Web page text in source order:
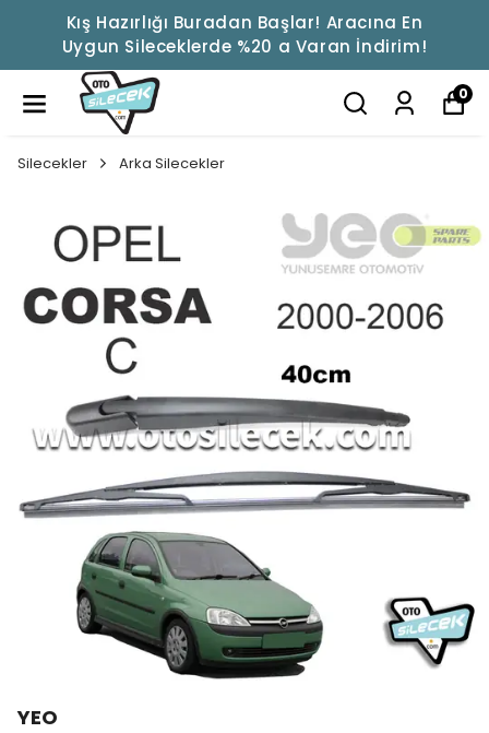
Kış Hazırlığı Buradan Başlar! Aracına En
Uygun Sileceklerde %20 a Varan İndirim!
0
Silecekler Arka Silecekler
YEO